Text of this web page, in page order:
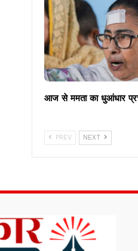
आज से ममता का धुआंधार
PREV NEXT